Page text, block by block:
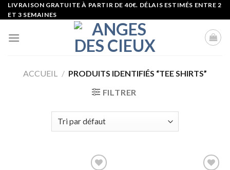
Skip
to
LIVRAISON GRATUITE À PARTIR DE 40€. DÉLAIS ESTIMÉS ENTRE 2
ET 3 SEMAINES
ACCUEIL / PRODUITS IDENTIFIÉS “TEE SHIRTS”
FILTRER